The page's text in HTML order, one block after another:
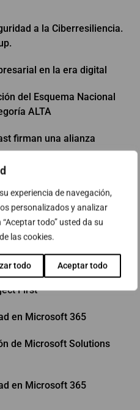
experiencia de navegación,
personalizados y analizar
todo” usted da su
las cookies.
todo Aceptar todo
a la Ciberresiliencia.
en la era digital
del Esquema Nacional
ALTA
firman una alianza
Ciber
tus datos. Backup
tus datos. Backup
First
en Microsoft 365
de Microsoft Solutions
en Microsoft 365